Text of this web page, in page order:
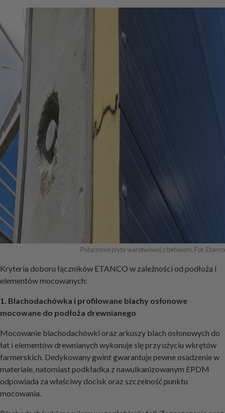
Połączenie płyty warstwowej z betonem. Fot. Etanco
Kryteria doboru łączników ETANCO w zależności od podłoża i
elementów mocowanych:
1. Blachodachówka i profilowane blachy osłonowe
mocowane do podłoża drewnianego
Mocowanie blachodachówki oraz arkuszy blach osłonowych do
łat i elementów drewnianych wykonuje się przy użyciu wkrętów
farmerskich. Dedykowany gwint gwarantuje pewne osadzenie w
materiale, natomiast podkładka z nawulkanizowanym EPDM
odpowiada za właściwy docisk oraz szczelność punktu
mocowania.